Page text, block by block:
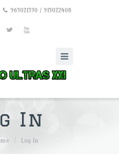
965021330 / 915022408
L X
In
/ Log In